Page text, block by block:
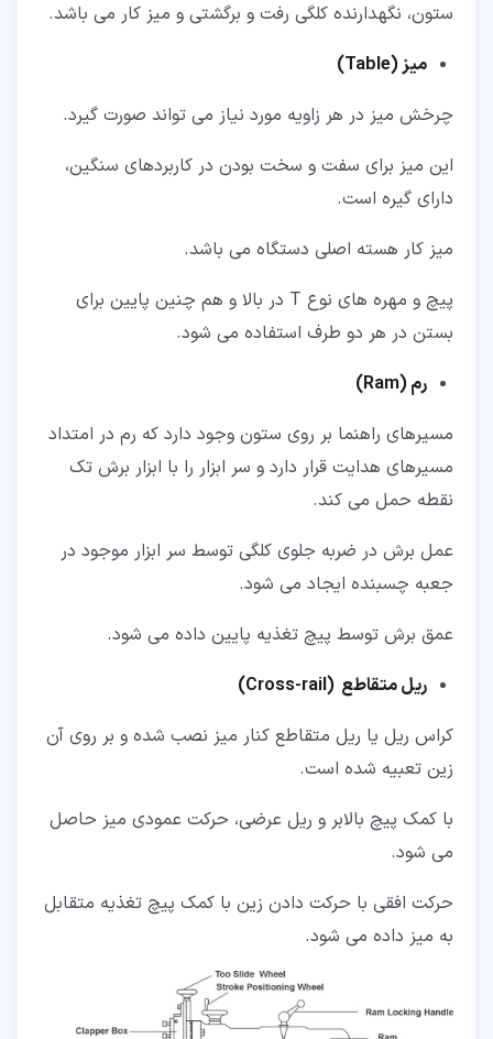
ستون، نگهدارنده کلگی رفت و برگشتی و میز کار می باشد.
میز (Table
)
چرخش میز در هر زاویه مورد نیاز می تواند صورت گیرد.
این میز برای سفت و سخت بودن در کاربردهای سنگین،
دارای گیره است.
میز کار هسته اصلی دستگاه می باشد.
پیچ و مهره های نوع T در بالا و هم چنین پایین برای
بستن در هر دو طرف استفاده می شود.
رم (Ram
)
مسیرهای راهنما بر روی ستون وجود دارد که رم در امتداد
مسیرهای هدایت قرار دارد و سر ابزار را با ابزار برش تک
نقطه حمل می کند.
عمل برش در ضربه جلوی کلگی توسط سر ابزار موجود در
جعبه چسبنده ایجاد می شود.
عمق برش توسط پیچ تغذیه پایین داده می شود.
ریل متقاطع (Cross-rail
)
کراس ریل یا ریل متقاطع کنار میز نصب شده و بر روی آن
زین تعبیه شده است.
با کمک پیچ بالابر و ریل عرضی، حرکت عمودی میز حاصل
می شود.
حرکت افقی با حرکت دادن زین با کمک پیچ تغذیه متقابل
به میز داده می شود.